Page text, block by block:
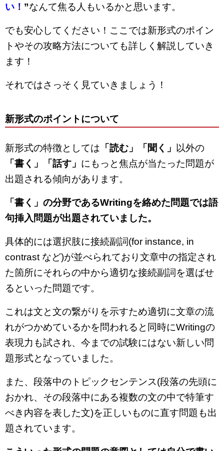
い！ ”なんて焦る人もいるかと思います。
でも安心してください！ここでは新形式のポイン
トやその攻略方法についても詳しく解説していき
ます！
それではさっそく見ていきましょう！
新形式のポイントについて
新形式の特徴としては 「読む」「聞く」
以外の
「書く」「話す」 にもっと焦点が当たった問題が
出題される傾向があります。
「書く」の分野であるWritingを絡めた問題では語
句挿入問題が出題されていました。
具体的には選択肢に接続副詞(for instance, in
contrast など)が並べられており文章中の指定され
た箇所にそれらの中から適切な接続副詞を選ばせ
るといった問題です。
これは文と文の繋がりを示すため適切に文章の流
れがつかめているかを問われると同時にWritingの
表現力も試され、今までの試験にはない新しい問
題形式となっていました。
また、段落中のトピックセンテンス(段落の先頭に
おかれ、その段落中にある複数の文の中で特筆す
べき内容を表した文)を正しいものに直す問題も出
題されています。